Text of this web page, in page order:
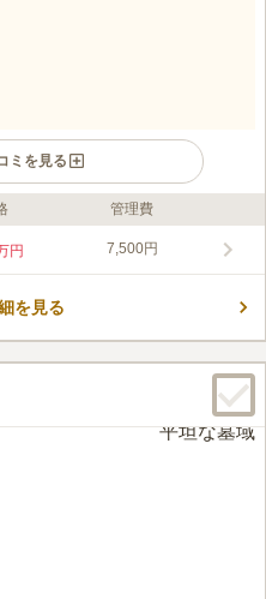
ミを見る
西インター」から車で5分、西東京
できます。 お墓の近くでまで車で
から霊園に行く途中に、飲食店等が
を購入できるところがないので、
管理費
円 7,500円
を見る